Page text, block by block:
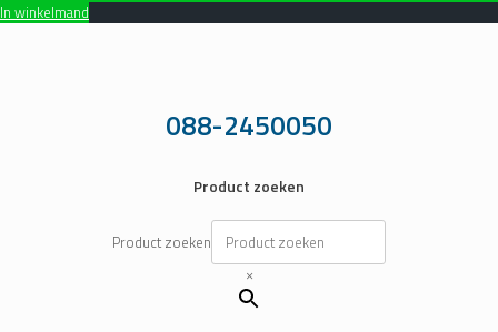
In winkelmand
088-2450050
Product zoeken
Product zoeken
×